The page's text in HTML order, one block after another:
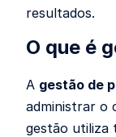
resultados.
O que é
A gestão de
administrar o
gestão utiliza